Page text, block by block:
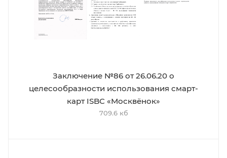
Заключение №86 от 26.06.20 о
целесообразности использования смарт-
карт ISBC «Москвёнок»
709.6 кб